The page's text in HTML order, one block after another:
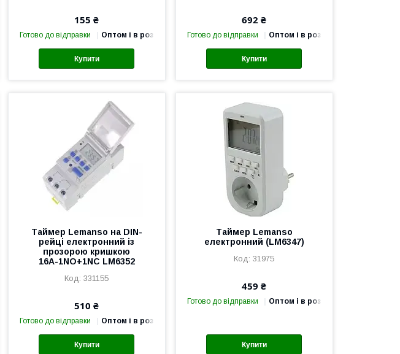
155 ₴
Готово до відправки Оптом і в роздріб
Купити
692 ₴
Готово до відправки Оптом і в роздріб
Купити
Таймер Lemanso на DIN-
рейці електронний із
прозорою кришкою
16А-1NO+1NC LM6352
331155
510 ₴
Готово до відправки Оптом і в роздріб
Купити
Таймер Lemanso
електронний (LM6347)
31975
459 ₴
Готово до відправки Оптом і в роздріб
Купити